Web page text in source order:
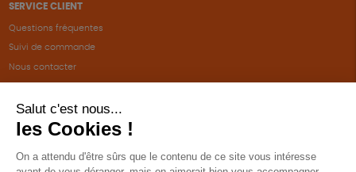
SERVICE CLIENT
Questions fréquentes
Suivi de commande
Nous contacter
SUIVEZ-NOUS